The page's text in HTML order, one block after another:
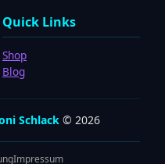
Quick Links
Shop
Blog
Schlack © 2026
Impressum